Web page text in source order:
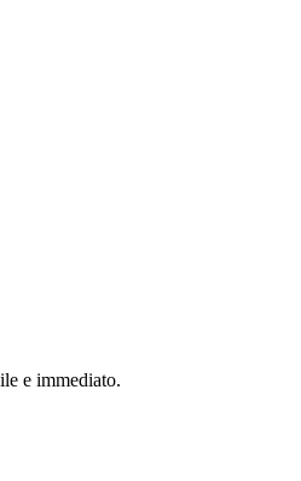
e immediato.